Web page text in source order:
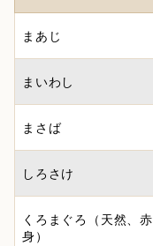
まあじ
まいわし
まさば
しろさけ
くろまぐろ（天然、赤
身）